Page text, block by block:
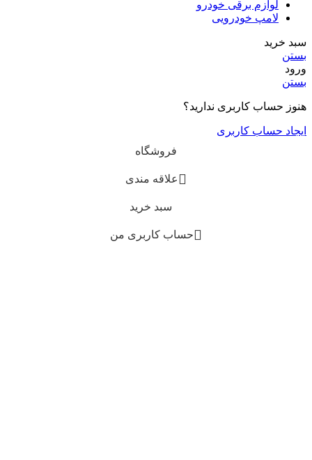
لوازم برقی خودرو
لامپ خودرویی
سبد خرید
بستن
ورود
بستن
هنوز حساب کاربری ندارید؟
ایجاد حساب کاربری
فروشگاه
علاقه مندی
سبد خرید
حساب کاربری من